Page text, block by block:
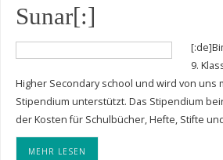
Sunar[:]
9.
Higher Secondary school und wird von uns
Stipendium unterstützt. Das Stipendium
der Kosten für Schulbücher, Hefte, Stifte
MEHR LESEN